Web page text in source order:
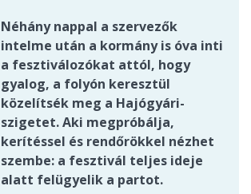
Néhány nappal a szervezők
intelme után a kormány is óva inti
a fesztiválozókat attól, hogy
gyalog, a folyón keresztül
közelítsék meg a Hajógyári-
szigetet. Aki megpróbálja,
kerítéssel és rendőrökkel nézhet
szembe: a fesztivál teljes ideje
alatt felügyelik a partot.